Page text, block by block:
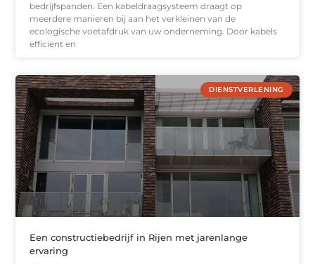
bedrijfspanden. Een kabeldraagsysteem draagt op
meerdere manieren bij aan het verkleinen van de
ecologische voetafdruk van uw onderneming. Door kabels
efficiënt en
DIENSTVERLENING
Een constructiebedrijf in Rijen met jarenlange
ervaring